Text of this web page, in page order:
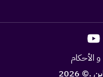
2026
الأحكام